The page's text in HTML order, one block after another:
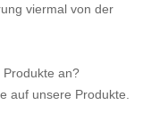
viermal von der
an?
auf unsere Produkte.